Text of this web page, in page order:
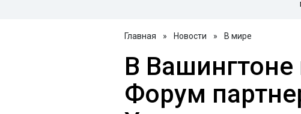
Главная » Новости » В мире
В Вашингтоне
Форум